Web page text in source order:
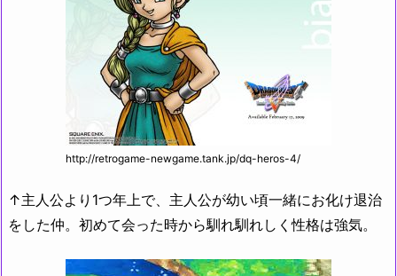
http://retrogame-newgame.tank.jp/dq-heros-4/
↑主人公より1つ年上で、主人公が幼い頃一緒にお化け退治
をした仲。初めて会った時から馴れ馴れしく性格は強気。